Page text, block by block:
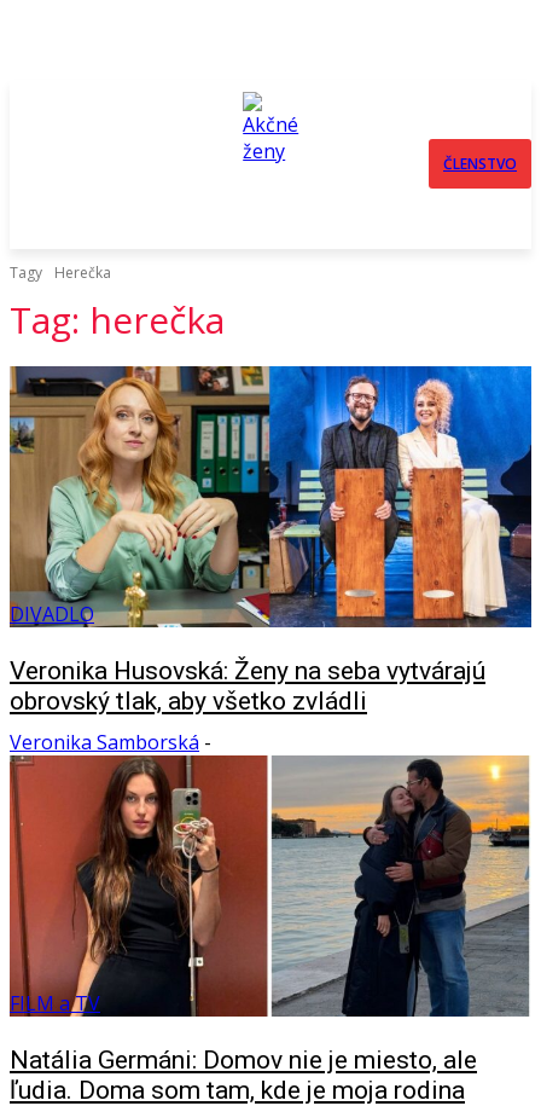
ČLENSTVO
Tagy Herečka
Tag: herečka
DIVADLO
Veronika Husovská: Ženy na seba vytvárajú
obrovský tlak, aby všetko zvládli
Veronika Samborská -
FILM a TV
Natália Germáni: Domov nie je miesto, ale
ľudia. Doma som tam, kde je moja rodina